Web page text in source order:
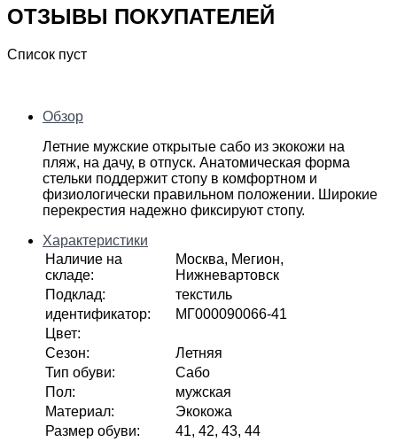
ОТЗЫВЫ ПОКУПАТЕЛЕЙ
Список пуст
Обзор
Летние мужские открытые сабо из экокожи на
пляж, на дачу, в отпуск. Анатомическая форма
стельки поддержит стопу в комфортном и
физиологически правильном положении. Широкие
перекрестия надежно фиксируют стопу.
Характеристики
Наличие на
складе:
Москва, Мегион,
Нижневартовск
Подклад:
текстиль
идентификатор:
МГ000090066-41
Цвет:
Сезон:
Летняя
Тип обуви:
Сабо
Пол:
мужская
Материал:
Экокожа
Размер обуви:
41, 42, 43, 44